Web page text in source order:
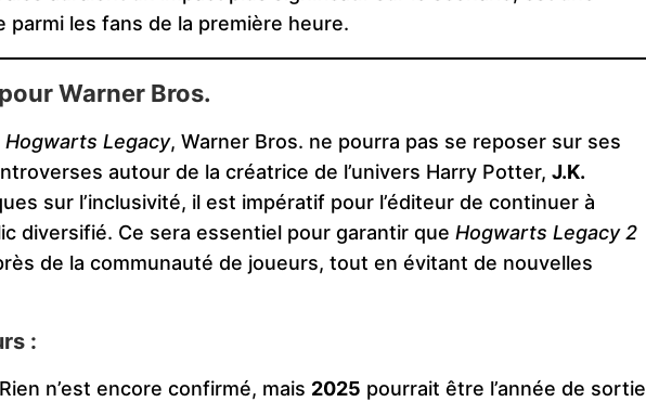
parmi les fans de la première heure.
Warner Bros.
Hogwarts Legacy, Warner Bros. ne pourra pas se reposer sur ses
autour de la créatrice de l’univers Harry Potter, J.K.
sur l’inclusivité, il est impératif pour l’éditeur de continuer à
diversifié. Ce sera essentiel pour garantir que Hogwarts Legacy 2
de la communauté de joueurs, tout en évitant de nouvelles
:
Rien n’est encore confirmé, mais 2025 pourrait être l’année de sortie